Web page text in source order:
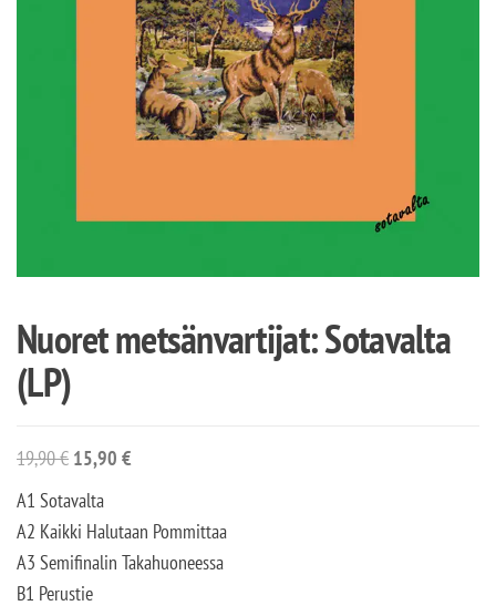
Nuoret metsänvartijat: Sotavalta
(LP)
19,90€ 15,90 €
A1 Sotavalta
A2 Kaikki Halutaan Pommittaa
A3 Semifinalin Takahuoneessa
B1 Perustie